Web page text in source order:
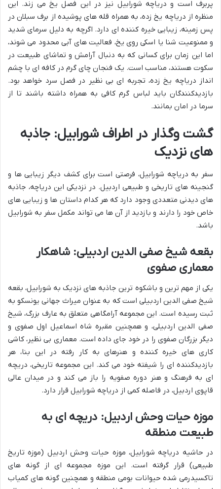
پربرف است و دریاچه شورابیل نیز در این فصل یخ می زند. این
منظره از دریاچه یخ زده، به همراه قله های پوشیده از برف سبلان در
پس زمینه، زیبایی خیره کننده ای دارد. اگرچه به دلیل سرمای شدید
و ممنوعیت شنا یا اسکی روی یخ، فعالیت های آبی محدود می شوند،
اما این زمان برای کسانی که به دنبال آرامش و تماشای طبیعت در
سکوت هستند، مناسب است. یک فنجان چای گرم در کافه ای با چشم
انداز دریاچه یخ زده، تجربه ای بی نظیر در فصل سرد خواهد بود.
بازدیدکنندگان باید لباس گرم کافی به همراه داشته باشند تا از
سرما در امان بمانند.
گشت وگذار در اطراف شورابیل: جاذبه
های نزدیک
سفر به دریاچه شورابیل، فرصتی است برای کشف دیگر زیبایی ها و
گنجینه های تاریخی و طبیعی اردبیل. در نزدیکی این دریاچه، جاذبه
های دیدنی متعددی وجود دارد که هر کدام داستان ها و زیبایی های
خاص خود را دارند و بازدید از آن ها می تواند مکمل سفر به شورابیل
باشد.
بقعه شیخ صفی الدین اردبیلی: شاهکار
معماری صفوی
یکی از مهم ترین و باشکوه ترین جاذبه های نزدیک به شورابیل، بقعه
شیخ صفی الدین اردبیلی است که به عنوان میراث جهانی یونسکو به
ثبت رسیده است. این مجموعه آرامگاهی متعلق به عارف بزرگ، شیخ
صفی الدین اردبیلی، و همچنین مقبره شاه اسماعیل اول صفوی و
دیگر بزرگان صفوی را در خود جای داده است. معماری بی نظیر، کاشی
کاری های خیره کننده و هنرهای به کار رفته در این بنا، هر
بازدیدکننده ای را شیفته خود می کند. این مجموعه تاریخی، دریچه
ای به فرهنگ و هنر دوره صفویه را باز می کند و در میدان عالی
قاپوی اردبیل، در فاصله کمی از دریاچه شورابیل قرار دارد.
موزه حیات وحش اردبیل: دریچه ای به
طبیعت منطقه
در حاشیه دریاچه شورابیل، موزه حیات وحش اردبیل (موزه تاریخ
طبیعی) قرار گرفته است. این موزه مجموعه ای از گونه های
تاکسیدرمی شده حیوانات بومی منطقه و همچنین گونه های کمیاب